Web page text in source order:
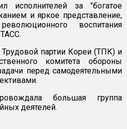
за "богатое
и яркое представление,
воспитания
партии Кореи (ТПК) и
комитета обороны
перед самодеятельными
большая группа
деятелей.